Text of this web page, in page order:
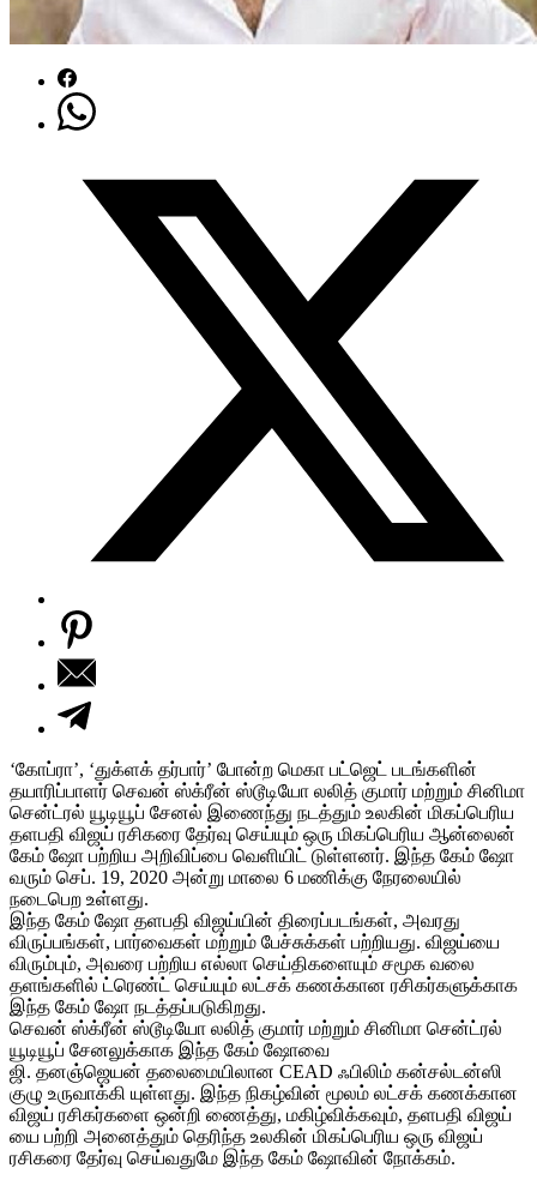
‘கோப்ரா’, ‘துக்ளக் தர்பார்’ போன்ற மெகா பட்ஜெட் படங்களின்
தயாரிப்பாளர் செவன் ஸ்க்ரீன் ஸ்டூடியோ லலித் குமார் மற்றும் சினிமா
சென்ட்ரல் யூடியூப் சேனல் இணைந்து நடத்தும் உலகின் மிகப்பெரிய
தளபதி விஜய் ரசிகரை தேர்வு செய்யும் ஒரு மிகப்பெரிய ஆன்லைன்
கேம் ஷோ பற்றிய அறிவிப்பை வெளியிட் டுள்ளனர். இந்த கேம் ஷோ
வரும் செப். 19, 2020 அன்று மாலை 6 மணிக்கு நேரலையில்
நடைபெற உள்ளது.
இந்த கேம் ஷோ தளபதி விஜய்யின் திரைப்படங்கள், அவரது
விருப்பங்கள், பார்வைகள் மற்றும் பேச்சுக்கள் பற்றியது. விஜய்யை
விரும்பும், அவரை பற்றிய எல்லா செய்திகளையும் சமூக வலை
தளங்களில் ட்ரெண்ட் செய்யும் லட்சக் கணக்கான ரசிகர்களுக்காக
இந்த கேம் ஷோ நடத்தப்படுகிறது.
செவன் ஸ்க்ரீன் ஸ்டூடியோ லலித் குமார் மற்றும் சினிமா சென்ட்ரல்
யூடியூப் சேனலுக்காக இந்த கேம் ஷோவை
ஜி. தனஞ்ஜெயன் தலைமையிலான CEAD ஃபிலிம் கன்சல்டன்ஸி
குழு உருவாக்கி யுள்ளது. இந்த நிகழ்வின் மூலம் லட்சக் கணக்கான
விஜய் ரசிகர்களை ஒன்றி ணைத்து, மகிழ்விக்கவும், தளபதி விஜய்
யை பற்றி அனைத்தும் தெரிந்த உலகின் மிகப்பெரிய ஒரு விஜய்
ரசிகரை தேர்வு செய்வதுமே இந்த கேம் ஷோவின் நோக்கம்.